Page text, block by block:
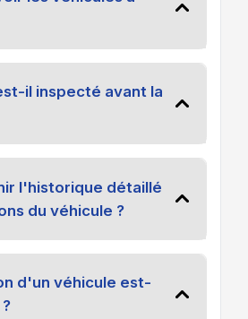
il inspecté avant la
l'historique détaillé
du véhicule ?
d'un véhicule est-